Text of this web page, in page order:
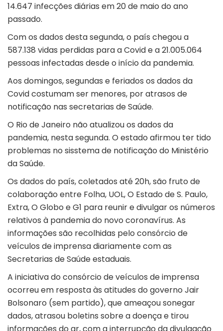
14.647 infecções diárias em 20 de maio do ano
passado.
Com os dados desta segunda, o país chegou a
587.138 vidas perdidas para a Covid e a 21.005.064
pessoas infectadas desde o início da pandemia.
Aos domingos, segundas e feriados os dados da
Covid costumam ser menores, por atrasos de
notificação nas secretarias de Saúde.
O Rio de Janeiro não atualizou os dados da
pandemia, nesta segunda. O estado afirmou ter tido
problemas no sisstema de notificação do Ministério
da Saúde.
Os dados do país, coletados até 20h, são fruto de
colaboração entre Folha, UOL, O Estado de S. Paulo,
Extra, O Globo e G1 para reunir e divulgar os números
relativos à pandemia do novo coronavírus. As
informações são recolhidas pelo consórcio de
veículos de imprensa diariamente com as
Secretarias de Saúde estaduais.
A iniciativa do consórcio de veículos de imprensa
ocorreu em resposta às atitudes do governo Jair
Bolsonaro (sem partido), que ameaçou sonegar
dados, atrasou boletins sobre a doença e tirou